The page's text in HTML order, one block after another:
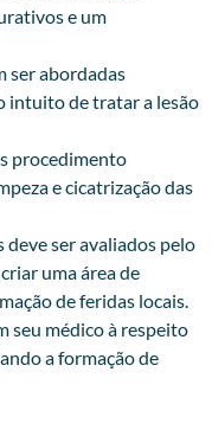
e um
ser abordadas
intuito de tratar a lesão
procedimento
e cicatrização das
deve ser avaliados pelo
uma área de
de feridas locais.
seu médico à respeito
a formação de